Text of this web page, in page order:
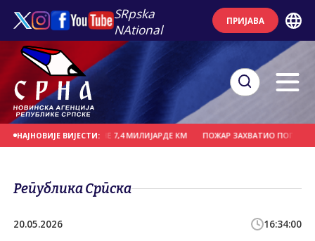
SRpska
NAtional
ПРИЈАВА
НАЈНОВИЈЕ ВИЈЕСТИ:
ЗА ТРИ ГОДИНЕ 7,4 МИЛИЈАРДЕ КМ ПОЖАР ЗАХВАТИО ПОПУЛАРНИ
Република Српска
20.05.2026 16:34:00